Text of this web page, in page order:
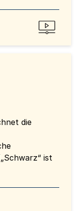
die
ist